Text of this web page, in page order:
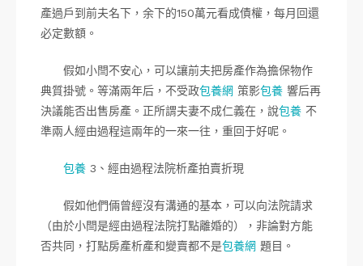
產過戶到前夫名下，余下的150萬元看成債權，每月回還
必定數額。
假如小閆不安心，可以讓前夫把房產作為擔保物作
典質掛號。等滿兩年后，不受政包養網 策影包養 響后再
決議能否出售房產。正所謂夫妻不成仁義在，說包養 不
準兩人經由過程這兩年的一來一往，重回于好呢。
包養 3、經由過程法院析產拍賣折現
假如他們倆曾經沒有溝通的基本，可以向法院請求
（由於小閆是經由過程法院打點離婚的），非論對方能
否共同，打點房產析產和變賣都不是包養網 題目。